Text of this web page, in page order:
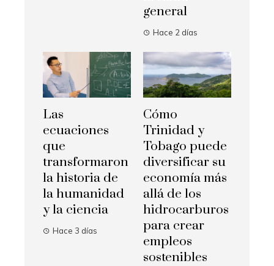
general
Hace 2 días
Las
ecuaciones
que
transformaron
la historia de
la humanidad
y la ciencia
Hace 3 días
Cómo
Trinidad y
Tobago puede
diversificar su
economía más
allá de los
hidrocarburos
para crear
empleos
sostenibles